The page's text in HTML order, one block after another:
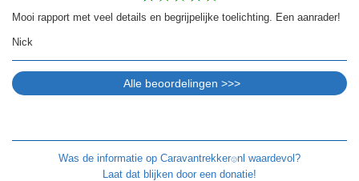
Mooi rapport met veel details en begrijpelijke toelichting. Een aanrader!
Nick
Was de informatie op Caravantrekker🙂nl waardevol?
Laat dat blijken door een donatie!